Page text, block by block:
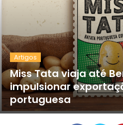
Artigos
Miss Tata viaja até
impulsionar
portuguesa